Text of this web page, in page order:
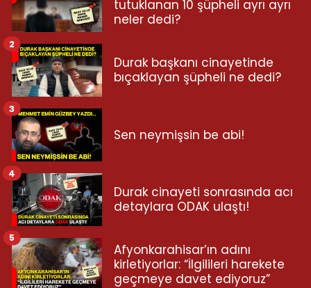
tutuklanan 10 şüpheli ayrı ayrı
neler dedi?
Durak başkanı cinayetinde
bıçaklayan şüpheli ne dedi?
2
Sen neymişsin be abi!
3
Durak cinayeti sonrasında acı
detaylara ODAK ulaştı!
4
Afyonkarahisar’ın adını
kirletiyorlar: “İlgilileri harekete
geçmeye davet ediyoruz”
5